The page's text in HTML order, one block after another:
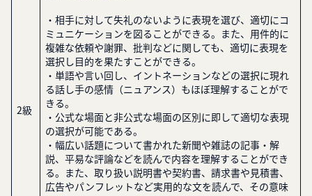
2級
・相手に対して失礼のないように表現を選び、適切にコ
ミュニケーションを図ることができる。また、用件的に
複雑な依頼や謝罪、批判などに関しても、適切に表現を
選択し目的を果たすことができる。
・単語や言い回し、イントネーションなどの選択に現れ
る話し手の感情（ニュアンス）もほぼ理解することがで
きる。
・公式な場面と非公式な場面の区別に即して適切な表現
の選択が可能である。
・幅広い話題について書かれた新聞や雑誌の記事・解
説、平易な評論などを読んで内容を理解することができ
る。また、取り扱い説明書や契約書、請求書や見積書、
広告やパンフレットなど実用的な文を読んで、その意味